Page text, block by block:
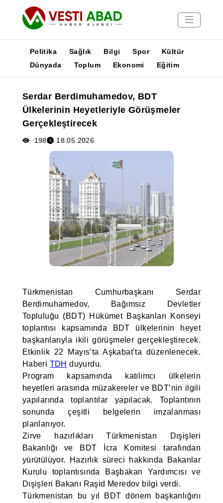
Yayınlar
Medya
Poster
Politika Sağlık Bilgi Spor
Kültür
Dünyada
Toplum Ekonomi Eğitim
Serdar Berdimuhamedov, BDT
Ülkelerinin Heyetleriyle Görüşmeler
Gerçekleştirecek
198 18.05.2026
Türkmenistan Cumhurbaşkanı Serdar
Berdimuhamedov, Bağımsız Devletler
Topluluğu (BDT) Hükümet Başkanları Konseyi
toplantısı kapsamında BDT ülkelerinin heyet
başkanlarıyla ikili görüşmeler gerçekleştirecek.
Etkinlik 22 Mayıs’ta Aşkabat’ta düzenlenecek.
Haberi TDH duyurdu.
Program kapsamında katılımcı ülkelerin
heyetleri arasında müzakereler ve BDT’nin ilgili
yapılarında toplantılar yapılacak. Toplantının
sonunda çeşitli belgelerin imzalanması
planlanıyor.
Zirve hazırlıkları Türkmenistan Dışişleri
Bakanlığı ve BDT İcra Komitesi tarafından
yürütülüyor. Hazırlık süreci hakkında Bakanlar
Kurulu toplantısında Başbakan Yardımcısı ve
Dışişleri Bakanı Raşid Meredov bilgi verdi.
Türkmenistan bu yıl BDT dönem başkanlığını